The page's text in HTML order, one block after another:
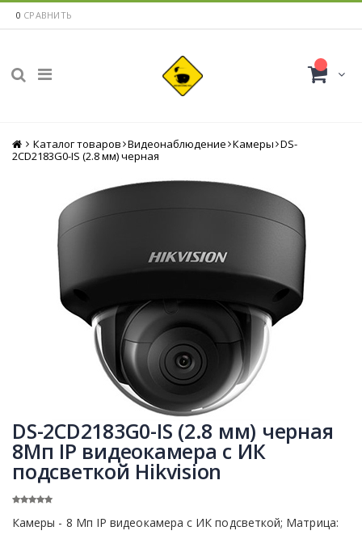
0 СРАВНИТЬ
Главная
Каталог товаров Видеонаблюдение Камеры DS-
2CD2183G0-IS (2.8 мм) черная
DS-2CD2183G0-IS (2.8 мм) черная
8Мп IP видеокамера с ИК
подсветкой Hikvision
Камеры - 8 Мп IP видеокамера с ИК подсветкой; Матрица: